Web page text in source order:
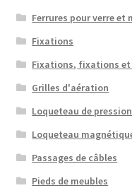
Ferrures pour verre et
Fixations
Fixations, fixations
Grilles d'aération
Loqueteau de
Loqueteau
Passages de câbles
Pieds de meubles